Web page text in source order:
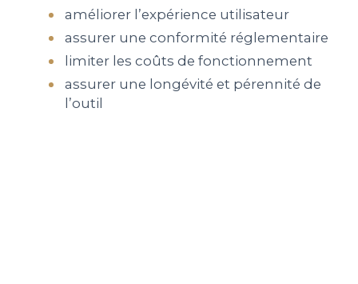
Mentions légales
Politique de protection des données
personnelles
Plan du site
améliorer l’expérience utilisateur
assurer une conformité réglementaire
limiter les coûts de fonctionnement
assurer une longévité et pérennité de
l’outil